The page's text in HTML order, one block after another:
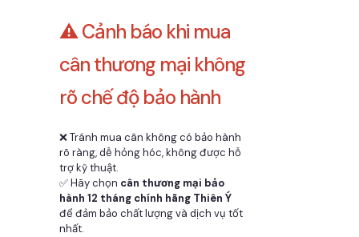
⚠️ Cảnh báo khi mua
cân thương mại không
rõ chế độ bảo hành
❌ Tránh mua cân không có bảo hành
rõ ràng, dễ hỏng hóc, không được hỗ
trợ kỹ thuật.
✅ Hãy chọn cân thương mại bảo
hành 12 tháng chính hãng Thiên Ý
để đảm bảo chất lượng và dịch vụ tốt
nhất.